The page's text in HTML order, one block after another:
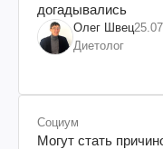
догадывались
Олег Швец
Диетолог
Социум
Могут стать